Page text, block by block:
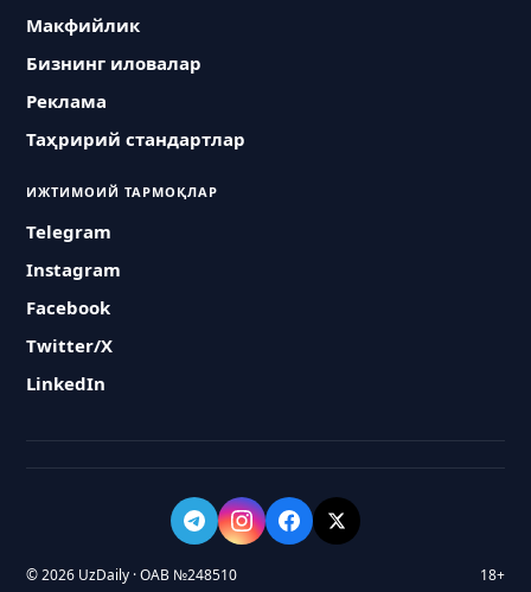
Макфийлик
Бизнинг иловалар
Реклама
Таҳририй стандартлар
ИЖТИМОИЙ ТАРМОҚЛАР
Telegram
Instagram
Facebook
Twitter/X
LinkedIn
© 2026 UzDaily · ОАВ №248510 18+